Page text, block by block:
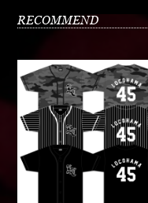
RECOMMEND